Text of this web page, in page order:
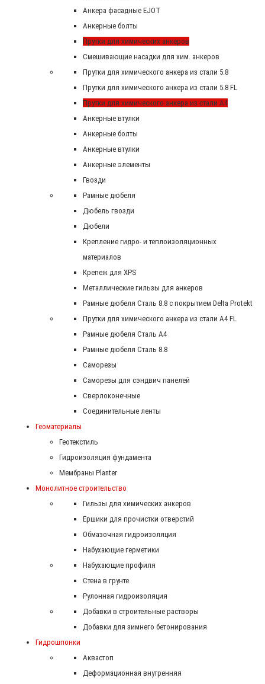
Анкера фасадные EJOT
Анкерные болты
Прутки для химических анкеров
Смешивающие насадки для хим. анкеров
Прутки для химического анкера из стали 5.8
Прутки для химического анкера из стали 5.8 FL
Прутки для химического анкера из стали А4
Анкерные втулки
Анкерные болты
Анкерные втулки
Анкерные элементы
Гвозди
Рамные дюбеля
Дюбель гвозди
Дюбели
Крепление гидро- и теплоизоляционных
материалов
Крепеж для XPS
Металлические гильзы для анкеров
Рамные дюбеля Сталь 8.8 с покрытием Delta Protekt
Прутки для химического анкера из стали А4 FL
Рамные дюбеля Сталь A4
Рамные дюбеля Сталь 8.8
Саморезы
Саморезы для сэндвич панелей
Сверлоконечные
Соединительные ленты
Геоматериалы
Геотекстиль
Гидроизоляция фундамента
Мембраны Planter
Монолитное строительство
Гильзы для химических анкеров
Ершики для прочистки отверстий
Обмазочная гидроизоляция
Набухающие герметики
Набухающие профиля
Стена в грунте
Рулонная гидроизоляция
Добавки в строительные растворы
Добавки для зимнего бетонирования
Гидрошпонки
Аквастоп
Деформационная внутренняя